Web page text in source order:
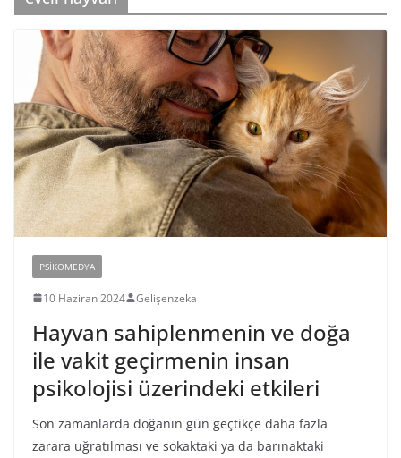
PSIKOMEDYA
10 Haziran 2024 Gelişenzeka
Hayvan sahiplenmenin ve doğa
ile vakit geçirmenin insan
psikolojisi üzerindeki etkileri
Son zamanlarda doğanın gün geçtikçe daha fazla
zarara uğratılması ve sokaktaki ya da barınaktaki